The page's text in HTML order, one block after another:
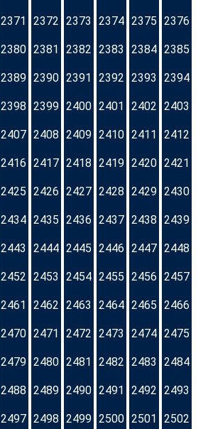
2371 2372 2373 2374 2375 2376
2380 2381 2382 2383 2384 2385
2389 2390 2391 2392 2393 2394
2398 2399 2400 2401 2402 2403
2407 2408 2409 2410 2411 2412
2416 2417 2418 2419 2420 2421
2425 2426 2427 2428 2429 2430
2434 2435 2436 2437 2438 2439
2443 2444 2445 2446 2447 2448
2452 2453 2454 2455 2456 2457
2461 2462 2463 2464 2465 2466
2470 2471 2472 2473 2474 2475
2479 2480 2481 2482 2483 2484
2488 2489 2490 2491 2492 2493
2497 2498 2499 2500 2501 2502